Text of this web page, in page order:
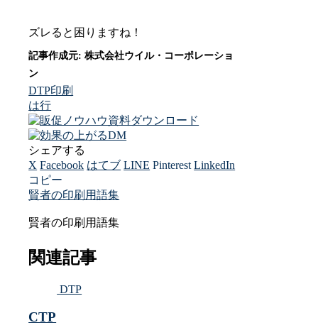
ズレると困りますね！
DTP印刷
は行
シェアする
X Facebook はてブ LINE Pinterest LinkedIn
コピー
賢者の印刷用語集
賢者の印刷用語集
関連記事
DTP
CTP